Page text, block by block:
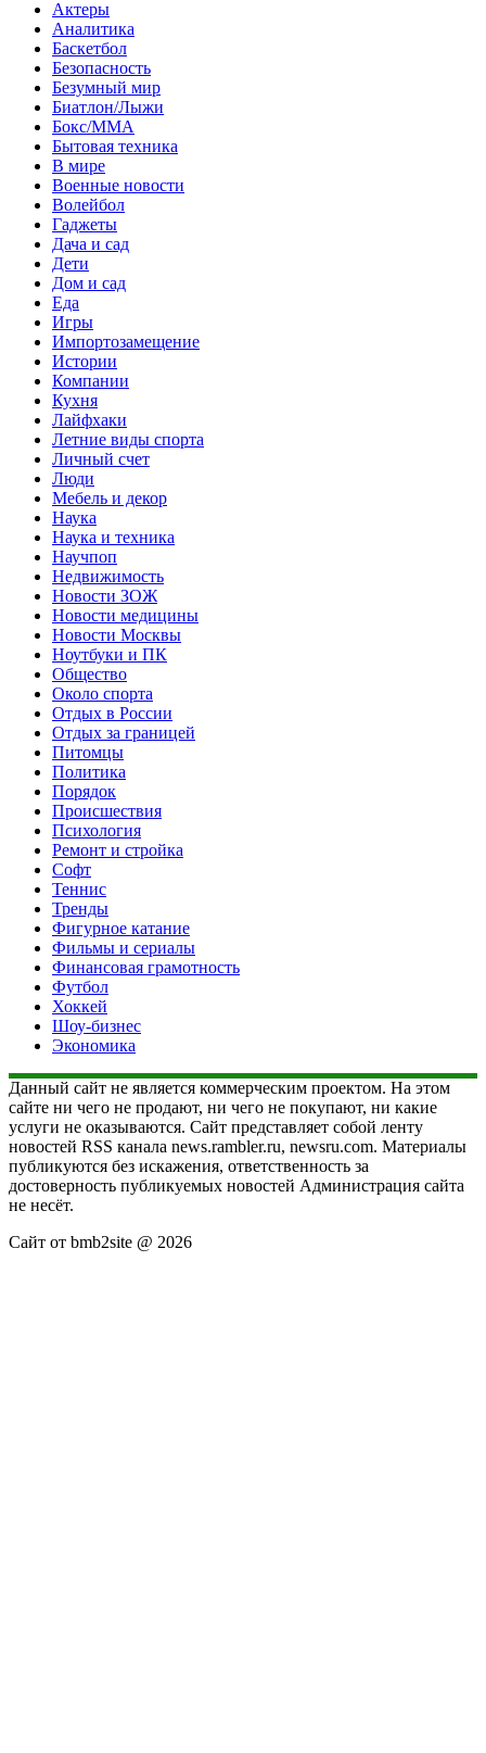
Актеры
Аналитика
Баскетбол
Безопасность
Безумный мир
Биатлон/Лыжи
Бокс/MMA
Бытовая техника
В мире
Военные новости
Волейбол
Гаджеты
Дача и сад
Дети
Дом и сад
Еда
Игры
Импортозамещение
Истории
Компании
Кухня
Лайфхаки
Летние виды спорта
Личный счет
Люди
Мебель и декор
Наука
Наука и техника
Научпоп
Недвижимость
Новости ЗОЖ
Новости медицины
Новости Москвы
Ноутбуки и ПК
Общество
Около спорта
Отдых в России
Отдых за границей
Питомцы
Политика
Порядок
Происшествия
Психология
Ремонт и стройка
Софт
Теннис
Тренды
Фигурное катание
Фильмы и сериалы
Финансовая грамотность
Футбол
Хоккей
Шоу-бизнес
Экономика
Данный сайт не является коммерческим проектом. На этом
сайте ни чего не продают, ни чего не покупают, ни какие
услуги не оказываются. Сайт представляет собой ленту
новостей RSS канала news.rambler.ru, newsru.com. Материалы
публикуются без искажения, ответственность за
достоверность публикуемых новостей Администрация сайта
не несёт.
Сайт от bmb2site @ 2026